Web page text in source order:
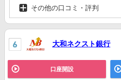
その他の口コミ・評判
大和ネクスト銀行
口座開設